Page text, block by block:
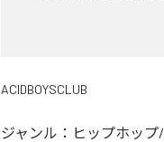
ACIDBOYSCLUB
ジャンル： ヒップホッ